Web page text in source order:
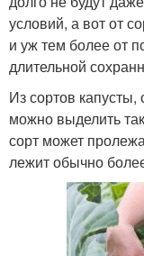
условий, а вот от
и уж тем более от
длительной
Из сортов
можно выделить
сорт может
лежит обычно